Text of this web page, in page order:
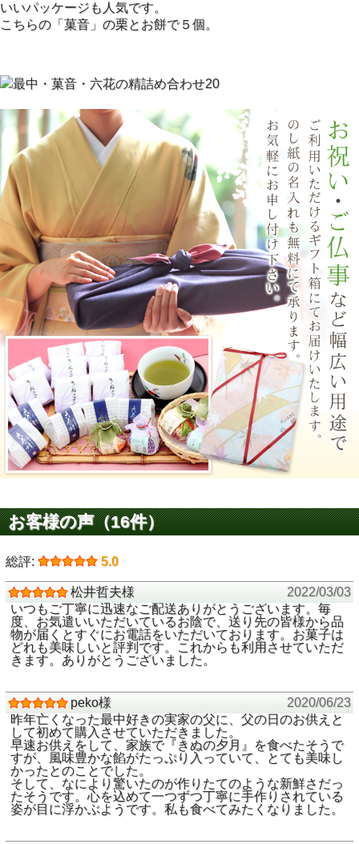
いいパッケージも人気です。
こちらの「菓音」の栗とお餅で５個。
お客様の声（16件）
総評: 5.0
松井哲夫様
2022/03/03
いつもご丁寧に迅速なご配送ありがとうございます。毎
度、お気遣いいただいているお陰で、送り先の皆様から品
物が届くとすぐにお電話をいただいております。お菓子は
どれも美味しいと評判です。これからも利用させていただ
きます。ありがとうございました。
peko様
2020/06/23
昨年亡くなった最中好きの実家の父に、父の日のお供えと
して初めて購入させていただきました。
早速お供えをして、家族で『きぬの夕月』を食べたそうで
すが、風味豊かな餡がたっぷり入っていて、とても美味し
かったとのことでした。
そして、なにより驚いたのが作りたてのような新鮮さだっ
たそうです。心を込めて一つずつ丁寧に手作りされている
姿が目に浮かぶようです。私も食べてみたくなりました。